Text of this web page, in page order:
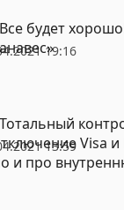
19:16
будет
13:59Visa
и про